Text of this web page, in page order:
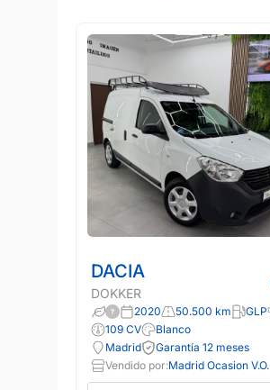
DACIA
DOKKER
2020 50.500 km GLP
109 CV
Blanco
Madrid
Garantía 12 meses
Vendido por:Madrid Ocasion V.O.